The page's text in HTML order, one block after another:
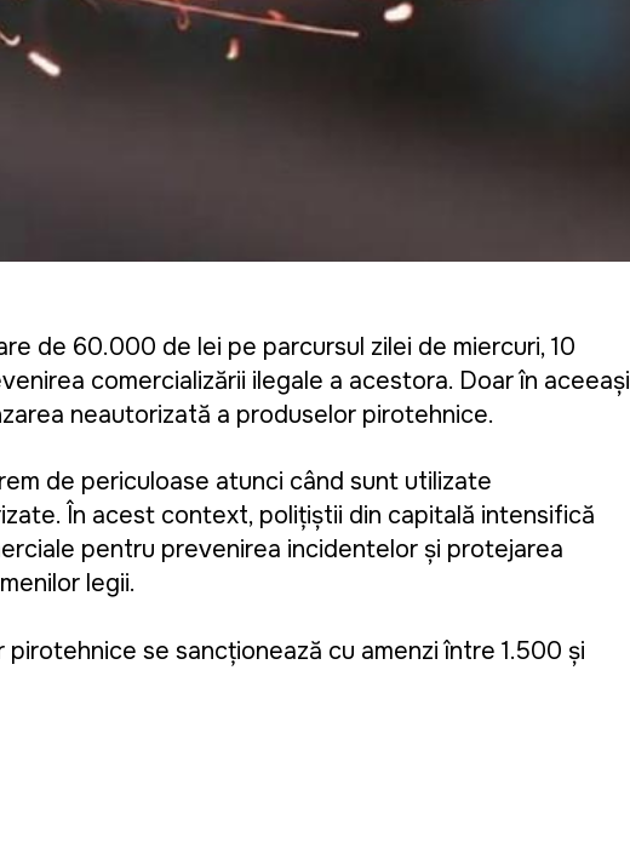
de 60.000 de lei pe parcursul zilei de miercuri, 10
comercializării ilegale a acestora. Doar în aceeași
neautorizată a produselor pirotehnice.
de periculoase atunci când sunt utilizate
În acest context, polițiștii din capitală intensifică
pentru prevenirea incidentelor și protejarea
legii.
se sancționează cu amenzi între 1.500 și